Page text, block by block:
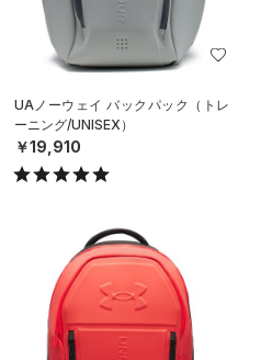
UAノーウェイ バックパック（トレ
ーニング/UNISEX）
￥19,910